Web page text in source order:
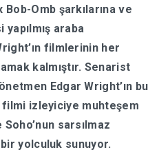
Bob-Omb şarkılarına ve
araba
filmlerinin her
kalmıştır. Senarist
Edgar Wright’ın bu
filmi izleyiciye muhteşem
sarsılmaz
bir yolculuk sunuyor.